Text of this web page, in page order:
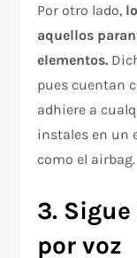
Por otro lado,
aquellos
elementos.
pues cuentan
adhiere a
instales en un
como el airbag.
3.
por voz